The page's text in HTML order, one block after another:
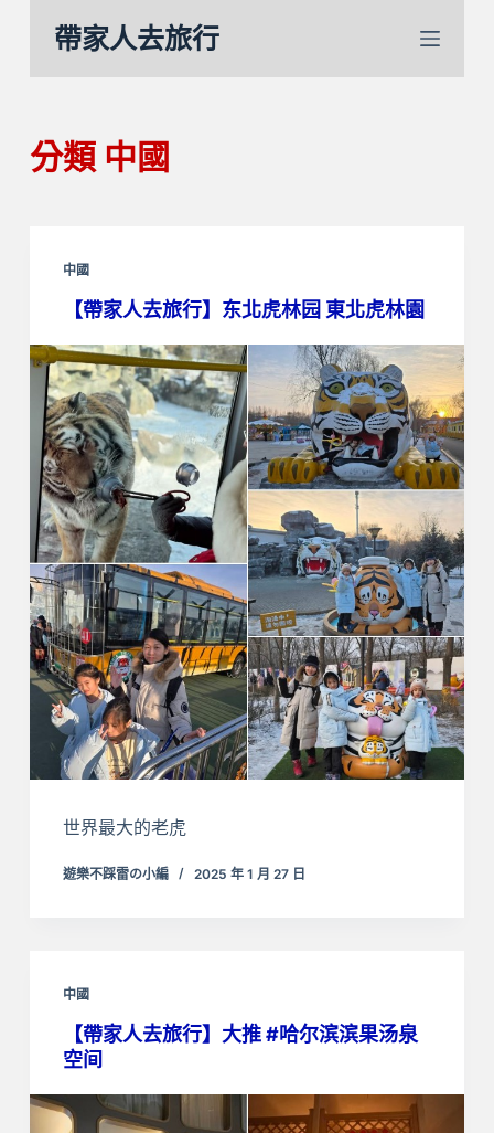
內
容
帶家人去旅行
分類中國
中國
【帶家人去旅行】东北虎林园 東北虎林園
世界最大的老虎
遊樂不踩雷の小編 2025 年 1 月 27 日
中國
【帶家人去旅行】大推 #哈尔滨滨果汤泉
空间